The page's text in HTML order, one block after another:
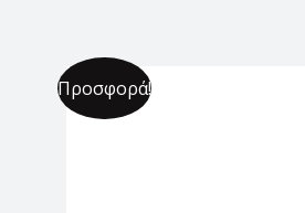
Προσφορά!